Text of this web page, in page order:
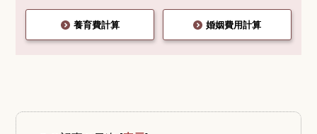
養育費計算 婚姻費用計算